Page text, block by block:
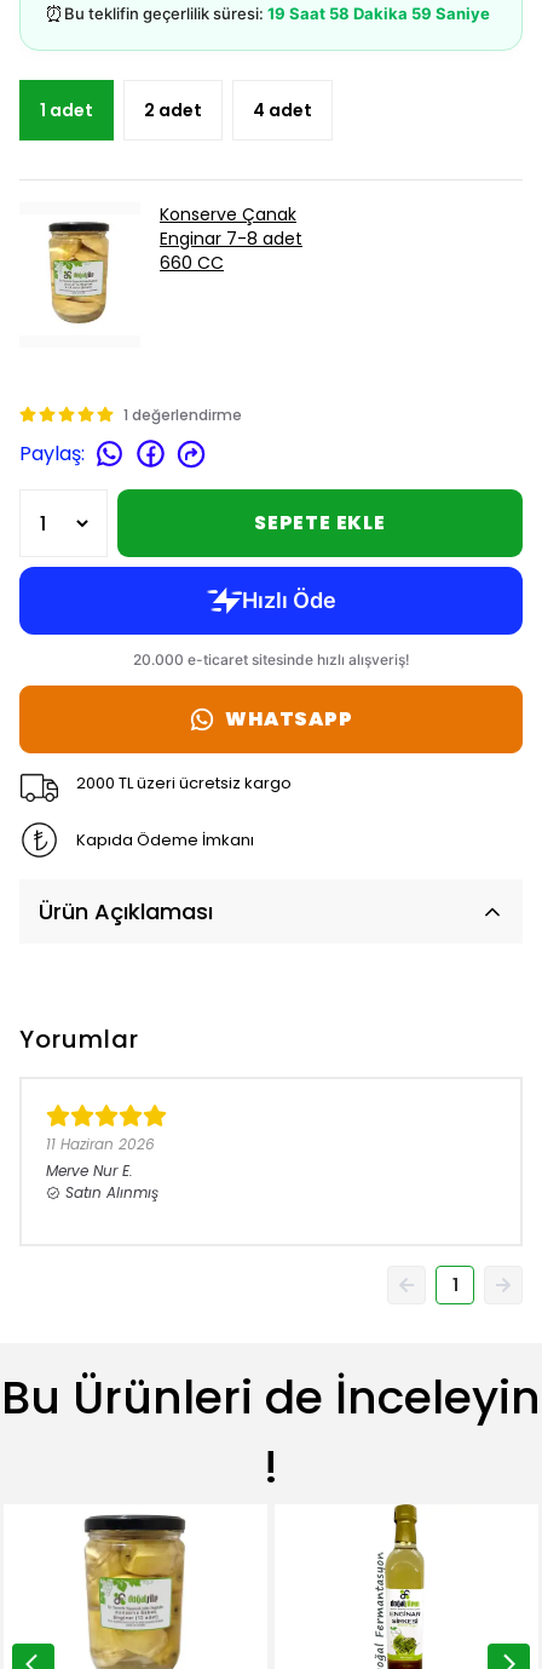
⏰ Bu teklifin geçerlilik süresi:19 Saat 58 Dakika 59 Saniye
1 adet 2 adet 4 adet
Konserve Çanak
Enginar 7-8 adet
660 CC
1 değerlendirme
Paylaş:
SEPETE EKLE
WHATSAPP
2000 TL üzeri ücretsiz kargo
Kapıda Ödeme İmkanı
Ürün Açıklaması
Yorumlar
11 Haziran 2026
Merve Nur E.
Satın Alınmış
1
Bu Ürünleri de İnceleyin
!